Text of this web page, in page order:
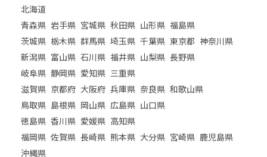
北海道
青森県 岩手県 宮城県 秋田県 山形県 福島県
茨城県 栃木県 群馬県 埼玉県 千葉県 東京都 神奈川県
新潟県 富山県 石川県 福井県 山梨県 長野県
岐阜県 静岡県 愛知県 三重県
滋賀県 京都府 大阪府 兵庫県 奈良県 和歌山県
鳥取県 島根県 岡山県 広島県 山口県
徳島県 香川県 愛媛県 高知県
福岡県 佐賀県 長崎県 熊本県 大分県 宮崎県 鹿児島県
沖縄県